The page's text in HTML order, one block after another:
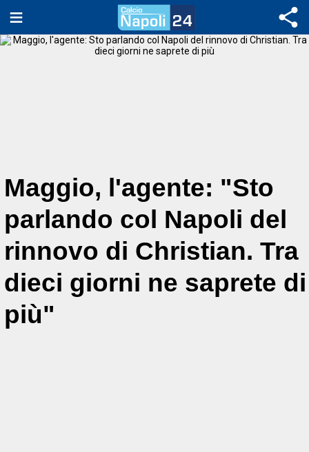
Maggio, l'agente: "Sto
parlando col Napoli del
rinnovo di Christian. Tra
dieci giorni ne saprete di
più"